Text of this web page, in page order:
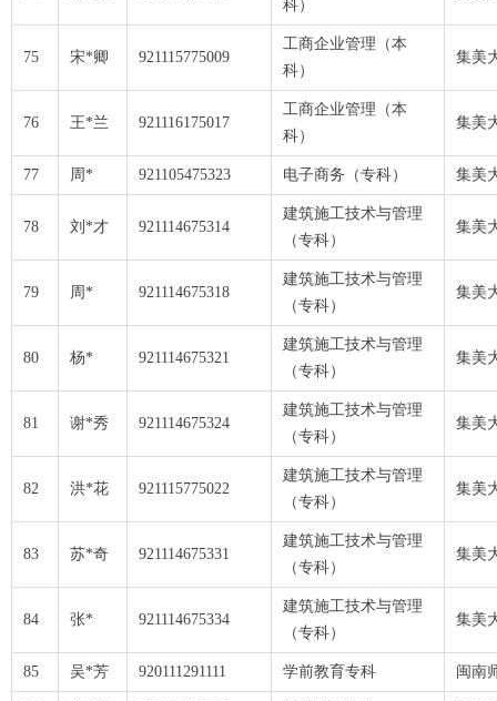
科）
75 宋*卿 921115775009
工商企业管理（本
科）
集美
76 王*兰 921116175017
工商企业管理（本
科）
集美
77 周* 921105475323 电子商务（专科） 集美
78 刘*才 921114675314
建筑施工技术与管理
（专科）
集美
79 周* 921114675318
建筑施工技术与管理
（专科）
集美
80 杨* 921114675321
建筑施工技术与管理
（专科）
集美
81 谢*秀 921114675324
建筑施工技术与管理
（专科）
集美
82 洪*花 921115775022
建筑施工技术与管理
（专科）
集美
83 苏*奇 921114675331
建筑施工技术与管理
（专科）
集美
84 张* 921114675334
建筑施工技术与管理
（专科）
集美
85 吴*芳 920111291111 学前教育专科 闽南